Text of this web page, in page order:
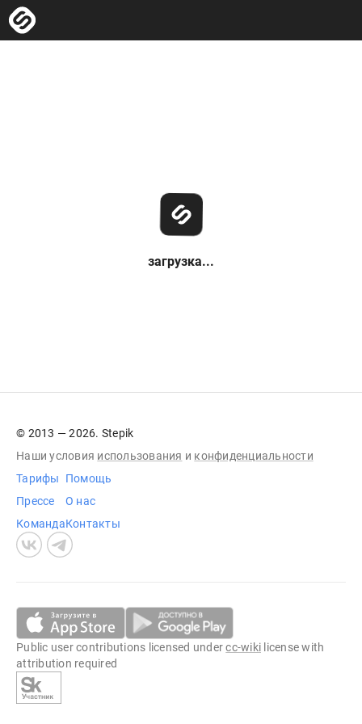
загрузка...
© 2013 — 2026. Stepik
Наши условия использования и конфиденциальности
Тарифы
Прессе
Команда
Помощь
О нас
Контакты
Public user contributions licensed undercc-wiki license with
attribution required